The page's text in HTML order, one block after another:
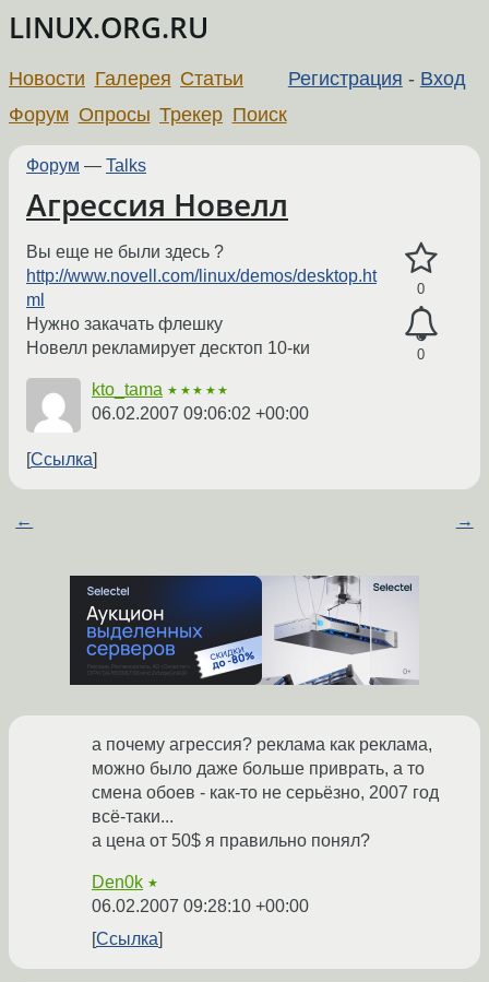
LINUX.ORG.RU
Регистрация - Вход
Новости Галерея Статьи
Форум Опросы Трекер Поиск
Форум — Talks
Агрессия Новелл
0
0
Вы еще не были здесь ?
http://www.novell.com/linux/demos/desktop.ht
ml
Нужно закачать флешку
Новелл рекламирует десктоп 10-ки
kto_tama ★★★★★
06.02.2007 09:06:02 +00:00
Ссылка
← →
а почему агрессия? реклама как реклама,
можно было даже больше приврать, а то
смена обоев - как-то не серьёзно, 2007 год
всё-таки...
а цена от 50$ я правильно понял?
Den0k ★
06.02.2007 09:28:10 +00:00
Ссылка